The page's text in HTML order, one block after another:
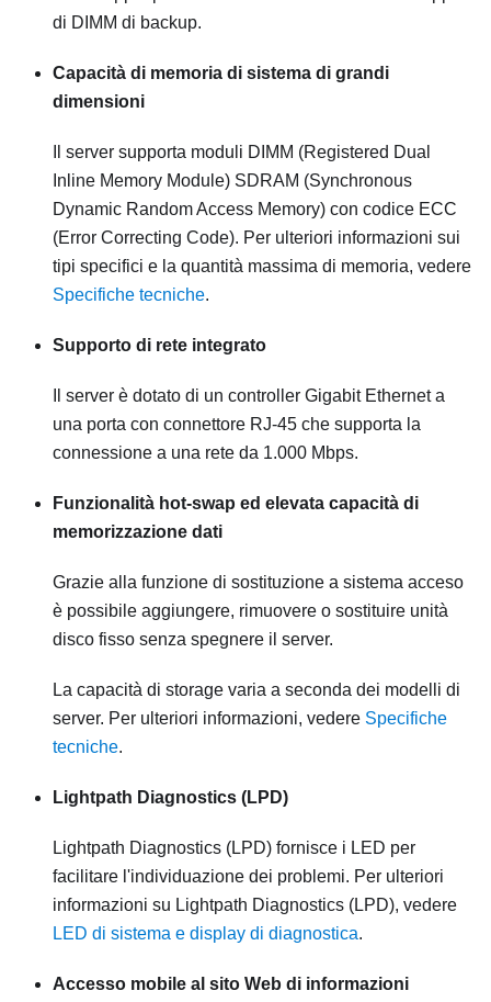
di DIMM di backup.
Capacità di memoria di sistema di grandi
dimensioni
Il server supporta moduli DIMM (Registered Dual
Inline Memory Module) SDRAM (Synchronous
Dynamic Random Access Memory) con codice ECC
(Error Correcting Code). Per ulteriori informazioni sui
tipi specifici e la quantità massima di memoria, vedere
Specifiche tecniche.
Supporto di rete integrato
Il server è dotato di un controller Gigabit Ethernet a
una porta con connettore RJ-45 che supporta la
connessione a una rete da 1.000 Mbps.
Funzionalità hot-swap ed elevata capacità di
memorizzazione dati
Grazie alla funzione di sostituzione a sistema acceso
è possibile aggiungere, rimuovere o sostituire unità
disco fisso senza spegnere il server.
La capacità di storage varia a seconda dei modelli di
server. Per ulteriori informazioni, vedere Specifiche
tecniche.
Lightpath Diagnostics (LPD)
Lightpath Diagnostics (LPD) fornisce i LED per
facilitare l'individuazione dei problemi. Per ulteriori
informazioni su Lightpath Diagnostics (LPD), vedere
LED di sistema e display di diagnostica.
Accesso mobile al sito Web di informazioni